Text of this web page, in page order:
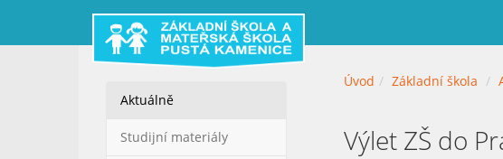
Aktuálně
Studijní materiály
Úvod Základní škola
Výlet ZŠ do